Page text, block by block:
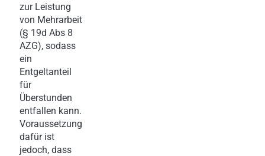
zur Leistung
von Mehrarbeit
(§ 19d Abs 8
AZG), sodass
ein
Entgeltanteil
für
Überstunden
entfallen kann.
Voraussetzung
dafür ist
jedoch, dass